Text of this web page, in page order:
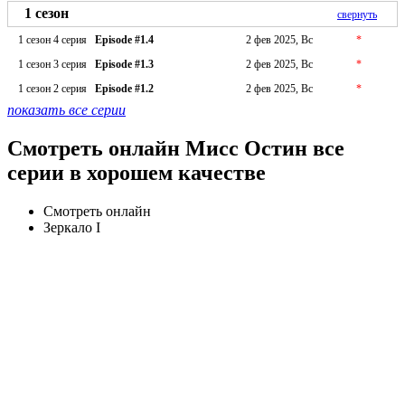
1 сезон
свернуть
1 сезон 4 серия
Episode #1.4 2 фев 2025, Вс
*
1 сезон 3 серия
Episode #1.3 2 фев 2025, Вс
*
1 сезон 2 серия
Episode #1.2 2 фев 2025, Вс *
показать все серии
Смотреть онлайн Мисс Остин все
серии в хорошем качестве
Смотреть онлайн
Зеркало I